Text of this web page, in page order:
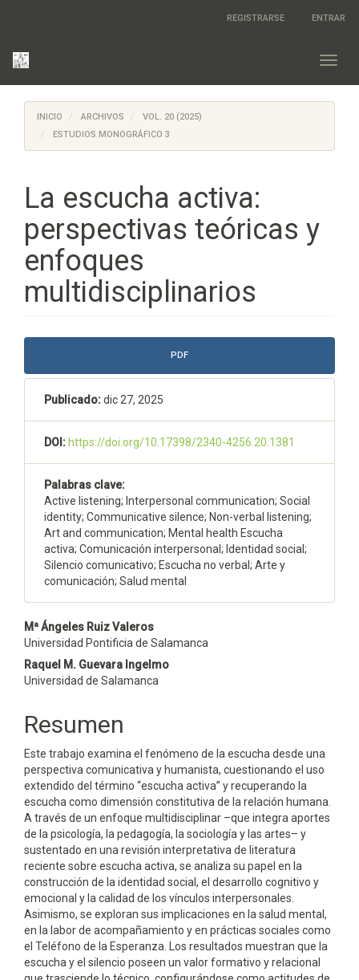
contenido
la
página
Navegación
principal
Contenido
lateral
REGISTRARSE ENTRAR
INICIO ARCHIVOS
VOL. 20 (2025)
ESTUDIOS MONOGRÁFICO 3
La escucha activa:
perspectivas teóricas y
enfoques
multidisciplinarios
Barra
lateral
del
artículo
PDF
Publicado:dic 27, 2025
DOI: https://doi.org/10.17398/2340-4256.20.1381
Palabras clave:
Active listening; Interpersonal communication; Social
identity; Communicative silence; Non-verbal listening;
Art and communication; Mental health Escucha
activa; Comunicación interpersonal; Identidad social;
Silencio comunicativo; Escucha no verbal; Arte y
comunicación; Salud mental
Contenido
principal
del
artículo
Mª Ángeles Ruiz Valeros
Universidad Pontificia de Salamanca
Raquel M. Guevara Ingelmo
Universidad de Salamanca
Resumen
Este trabajo examina el fenómeno de la escucha desde una
perspectiva comunica­tiva y humanista, cuestionando el uso
extendido del término “escucha activa” y recupe­rando la
escucha como dimensión constitutiva de la relación humana.
A través de un enfoque multidisciplinar –que integra aportes
de la psicología, la pedagogía, la sociolo­gía y las artes– y
sustentado en una revisión interpretativa de literatura
reciente sobre escucha activa, se analiza su papel en la
construcción de la identidad social, el desarrollo cognitivo y
emocional y la calidad de los vínculos interpersonales.
Asimismo, se explo­ran sus implicaciones en la salud mental,
en la labor de acompañamiento y en prácticas sociales como
el Teléfono de la Esperanza. Los resultados muestran que la
escucha y el silencio poseen un valor formativo y relacional